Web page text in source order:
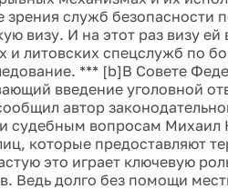
служб безопасности
визу. И на этот раз визу ей
литовских спецслужб по
*** [b]В Совете
введение уголовной
автор
судебным вопросам Михаил
которые предоставляют
это играет ключевую
Ведь долго без помощи